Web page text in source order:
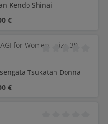
Valutazione media
Kendo Shinai
normale:
€
Tsukatan Donna
normale:
€